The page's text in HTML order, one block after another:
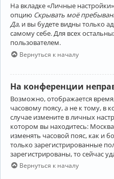
На вкладке «Личные
опцию Скрывать моё
Да, и вы будете видны только
самому себе. Для всех
пользователем.
Вернуться к началу
На конференции
Возможно, отображается
часовому поясу, а не к тому, в
случае измените в личных
котором вы находитесь:
изменять часовой пояс, как и
только зарегистрированные
зарегистрированы, то сейчас
Вернуться к началу